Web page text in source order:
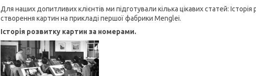
Для наших допитливих клієнтів ми підготували кілька цікавих статей:
створення картин на прикладі першої фабрики Menglei.
Історія розвитку картин за номерами.